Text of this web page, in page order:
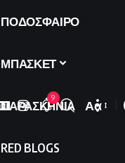
ΠΟΔΟΣΦΑΙΡΟ
ΜΠΑΣΚΕΤ
ΠΑΡΑΣΚΗΝΙΑ
RED BLOGS
9
Font
Αα